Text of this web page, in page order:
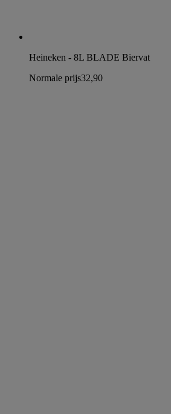
Heineken - 8L BLADE Biervat
Normale prijs32,90